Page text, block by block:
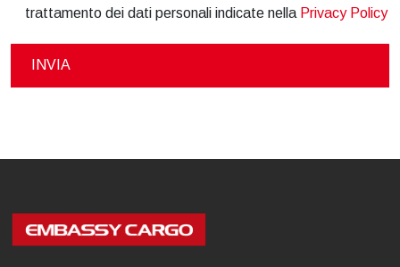
trattamento dei dati personali indicate nella Privacy Policy